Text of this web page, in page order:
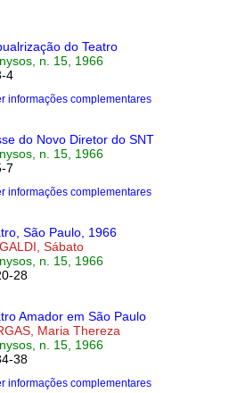
do Teatro
n. 15, 1966
4
informações complementares
do Novo Diretor do SNT
n. 15, 1966
7
informações complementares
São Paulo, 1966
Sábato
n. 15, 1966
28
Amador em São Paulo
Maria Thereza
n. 15, 1966
38
informações complementares